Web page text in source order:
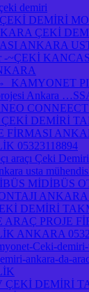
demiri
DEMİRİ
ÇEKİ
ANKARA
-~ÇEKİ
KAMYONET
projesi Ankara
DEMİRİ
FİRMASI
05323118894
araçı Çeki
usta
MİDİBÜS
DEMİRİ
ARAÇ PROJE
ANKARA
Ceki-
ankara-da-
ÇEKİ DEMİRİ